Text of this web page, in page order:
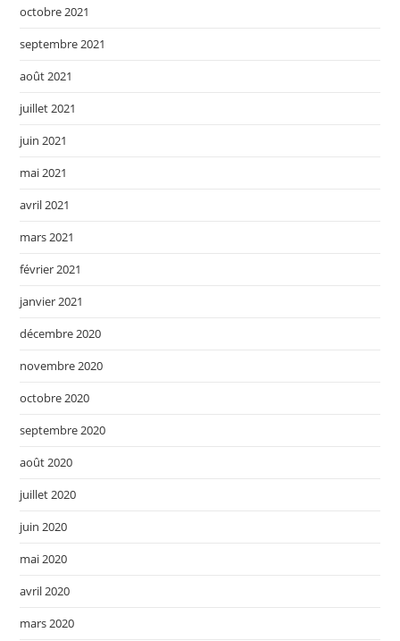
octobre 2021
septembre 2021
août 2021
juillet 2021
juin 2021
mai 2021
avril 2021
mars 2021
février 2021
janvier 2021
décembre 2020
novembre 2020
octobre 2020
septembre 2020
août 2020
juillet 2020
juin 2020
mai 2020
avril 2020
mars 2020